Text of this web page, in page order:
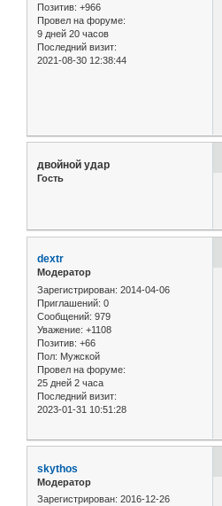
Позитив: +966
Провел на форуме:
9 дней 20 часов
Последний визит:
2021-08-30 12:38:44
двойной удар
Гость
dextr
Модератор
Зарегистрирован: 2014-04-06
Приглашений: 0
Сообщений: 979
Уважение: +1108
Позитив: +66
Пол: Мужской
Провел на форуме:
25 дней 2 часа
Последний визит:
2023-01-31 10:51:28
skythos
Модератор
Зарегистрирован: 2016-12-26